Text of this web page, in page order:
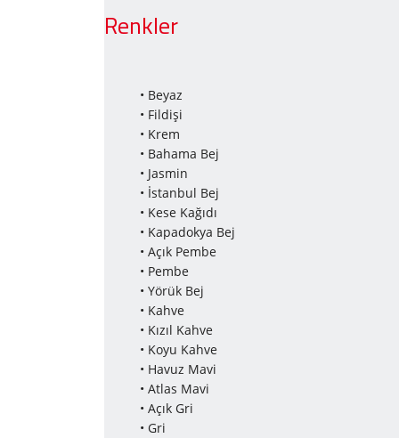
Renkler
• Beyaz
• Fildişi
• Krem
• Bahama Bej
• Jasmin
• İstanbul Bej
• Kese Kağıdı
• Kapadokya Bej
• Açık Pembe
• Pembe
• Yörük Bej
• Kahve
• Kızıl Kahve
• Koyu Kahve
• Havuz Mavi
• Atlas Mavi
• Açık Gri
• Gri